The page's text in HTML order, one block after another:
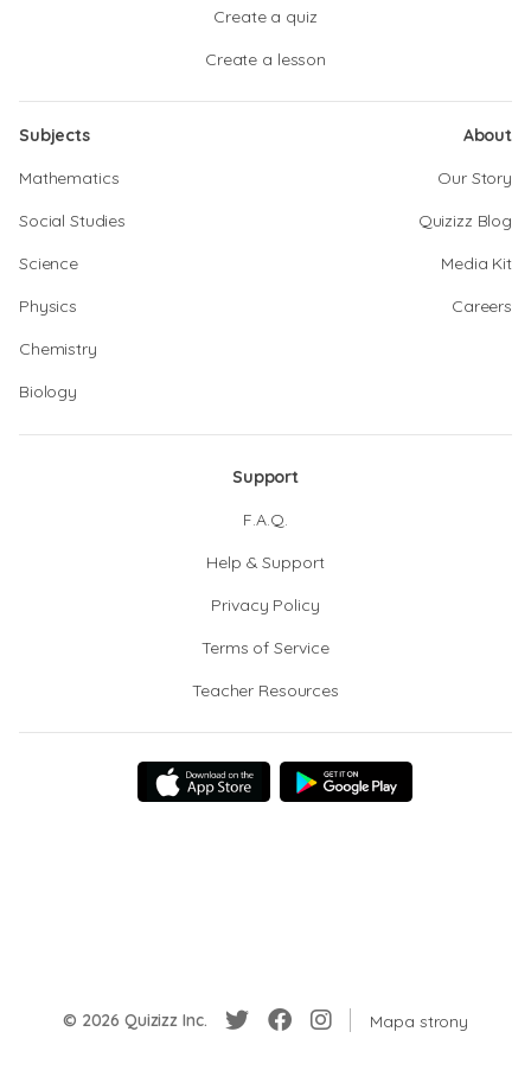
Create a quiz
Create a lesson
Subjects
Mathematics
Social Studies
Science
Physics
Chemistry
Biology
About
Our Story
Quizizz Blog
Media Kit
Careers
Support
F.A.Q.
Help & Support
Privacy Policy
Terms of Service
Teacher Resources
© 2026 Quizizz Inc. Mapa strony